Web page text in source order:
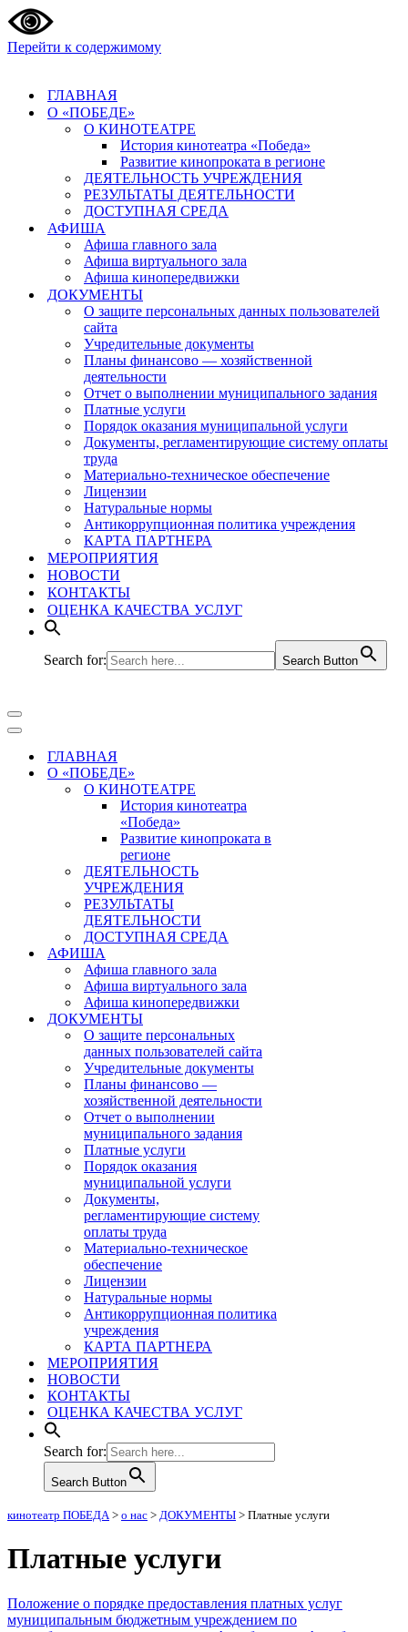
Перейти к содержимому
ГЛАВНАЯ
О «ПОБЕДЕ»
О КИНОТЕАТРЕ
История кинотеатра «Победа»
Развитие кинопроката в регионе
ДЕЯТЕЛЬНОСТЬ УЧРЕЖДЕНИЯ
РЕЗУЛЬТАТЫ ДЕЯТЕЛЬНОСТИ
ДОСТУПНАЯ СРЕДА
АФИША
Афиша главного зала
Афиша виртуального зала
Афиша кинопередвижки
ДОКУМЕНТЫ
О защите персональных данных пользователей
сайта
Учредительные документы
Планы финансово — хозяйственной
деятельности
Отчет о выполнении муниципального задания
Платные услуги
Порядок оказания муниципальной услуги
Документы, регламентирующие систему оплаты
труда
Материально-техническое обеспечение
Лицензии
Натуральные нормы
Антикоррупционная политика учреждения
КАРТА ПАРТНЕРА
МЕРОПРИЯТИЯ
НОВОСТИ
КОНТАКТЫ
ОЦЕНКА КАЧЕСТВА УСЛУГ
Search for: Search Button
Меню
навигации
Меню
навигацииГЛАВНАЯ
О «ПОБЕДЕ»
О КИНОТЕАТРЕ
История кинотеатра
«Победа»
Развитие кинопроката в
регионе
ДЕЯТЕЛЬНОСТЬ
УЧРЕЖДЕНИЯ
РЕЗУЛЬТАТЫ
ДЕЯТЕЛЬНОСТИ
ДОСТУПНАЯ СРЕДА
АФИША
Афиша главного зала
Афиша виртуального зала
Афиша кинопередвижки
ДОКУМЕНТЫ
О защите персональных
данных пользователей сайта
Учредительные документы
Планы финансово —
хозяйственной деятельности
Отчет о выполнении
муниципального задания
Платные услуги
Порядок оказания
муниципальной услуги
Документы,
регламентирующие систему
оплаты труда
Материально-техническое
обеспечение
Лицензии
Натуральные нормы
Антикоррупционная политика
учреждения
КАРТА ПАРТНЕРА
МЕРОПРИЯТИЯ
НОВОСТИ
КОНТАКТЫ
ОЦЕНКА КАЧЕСТВА УСЛУГ
Search for:
Search Button
кинотеатр ПОБЕДА> о нас > ДОКУМЕНТЫ > Платные услуги
Платные услуги
Положение о порядке предоставления платных услуг
муниципальным бюджетным учреждением по